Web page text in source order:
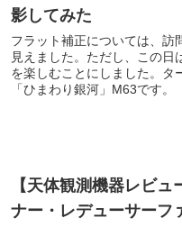
影してみた
フラット補正については、訪
見えました。ただし、この
を楽しむことにしました。タ
「ひまわり銀河」M63です。
【天体観測機器レビ
ナー・レデューサーフ